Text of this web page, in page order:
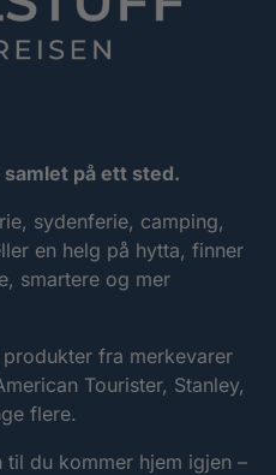
på ett sted.
sydenferie, camping,
en helg på hytta, finner
smartere og mer
fra merkevarer
Tourister, Stanley,
flere.
du kommer hjem igjen –